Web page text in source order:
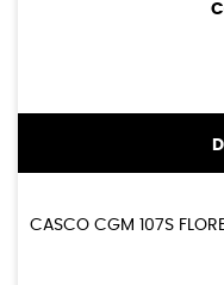
CASCO CGM 107S